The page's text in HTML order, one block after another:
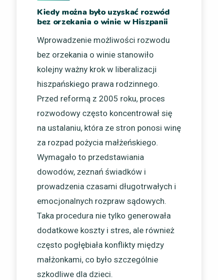
Kiedy można było uzyskać rozwód
bez orzekania o winie w Hiszpanii
Wprowadzenie możliwości rozwodu
bez orzekania o winie stanowiło
kolejny ważny krok w liberalizacji
hiszpańskiego prawa rodzinnego.
Przed reformą z 2005 roku, proces
rozwodowy często koncentrował się
na ustalaniu, która ze stron ponosi winę
za rozpad pożycia małżeńskiego.
Wymagało to przedstawiania
dowodów, zeznań świadków i
prowadzenia czasami długotrwałych i
emocjonalnych rozpraw sądowych.
Taka procedura nie tylko generowała
dodatkowe koszty i stres, ale również
często pogłębiała konflikty między
małżonkami, co było szczególnie
szkodliwe dla dzieci.